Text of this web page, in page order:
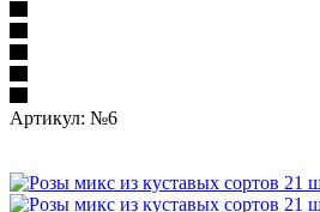
Артикул: №6